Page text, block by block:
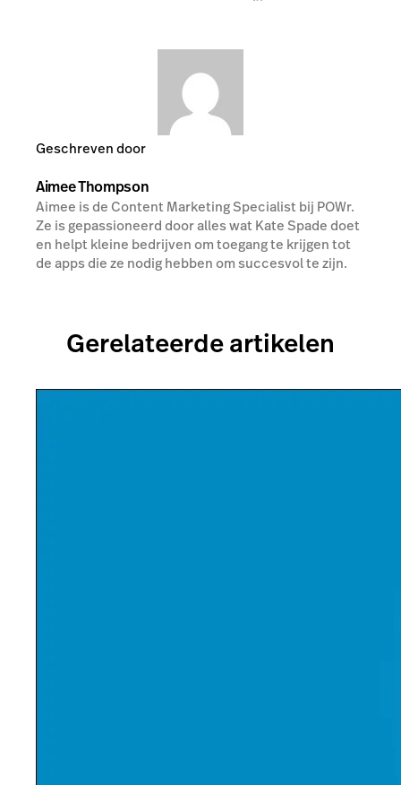
Geschreven door
Aimee Thompson
Aimee is de Content Marketing Specialist bij POWr.
Ze is gepassioneerd door alles wat Kate Spade doet
en helpt kleine bedrijven om toegang te krijgen tot
de apps die ze nodig hebben om succesvol te zijn.
Gerelateerde artikelen